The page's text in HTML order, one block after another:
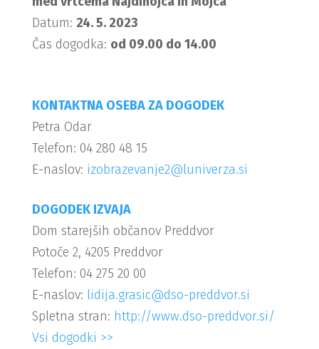
Datum: 24. 5. 2023
Čas dogodka: od 09.00 do 14.00
KONTAKTNA OSEBA ZA DOGODEK
Petra Odar
Telefon: 04 280 48 15
E-naslov: izobrazevanje2@luniverza.si
DOGODEK IZVAJA
Dom starejših občanov Preddvor
Potoče 2, 4205 Preddvor
Telefon: 04 275 20 00
E-naslov: lidija.grasic@dso-preddvor.si
Spletna stran: http://www.dso-preddvor.si/
Vsi dogodki >>